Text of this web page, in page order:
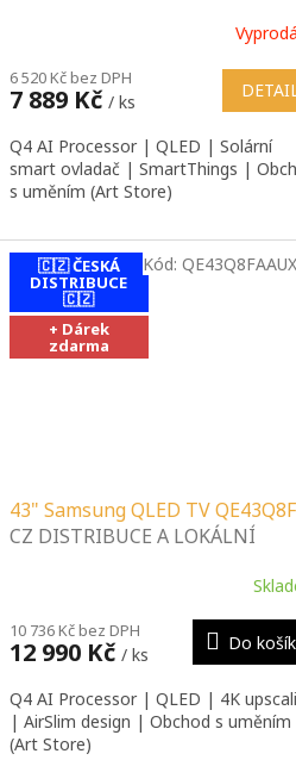
PRODEJCE | PORADENSTVÍ |
INSTALAČNÍ & MONTÁŽNÍ
SLUŽBY
6 520 Kč bez DPH
7 889 Kč / ks
Q4 AI Processor | QLED | Solární
smart ovladač | SmartThings |
s uměním (Art Store)
🇨🇿 ČESKÁ
DISTRIBUCE
🇨🇿
+ Dárek
zdarma
43" Samsung QLED TV QE43Q8F
CZ DISTRIBUCE A LOKÁLNÍ
PRODEJCE | PORADENSTVÍ |
INSTALAČNÍ & MONTÁŽNÍ
SLUŽBY
10 736 Kč bez DPH
12 990 Kč / ks
Do
Q4 AI Processor | QLED | 4K
| AirSlim design | Obchod s uměním
(Art Store)
Kód: